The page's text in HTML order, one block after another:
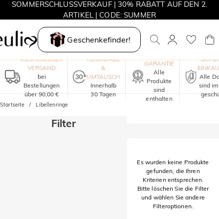
SOMMERSCHLUSSVERKAUF | 30% RABATT AUF DEN 2.
ARTIKEL | CODE: SUMMER
MOVE MY WAY | 3 KAUFEN, HALSKETTE GRATIS
Geschenkefinder!
KOSTENLOSER
VERSAND
bei
Bestellungen
über 90,00 €
RÜCKGABE
&
UMTAUSCH
Innerhalb
30 Tagen
GARANTIE
Alle
Produkte
sind
enthalten
Alle
sind
Startseite Libellenringe
Filter
Es wurden keine Produkte
gefunden, die Ihren
Kriterien entsprechen.
Bitte löschen Sie die Filter
und wählen Sie andere
Filteroptionen.